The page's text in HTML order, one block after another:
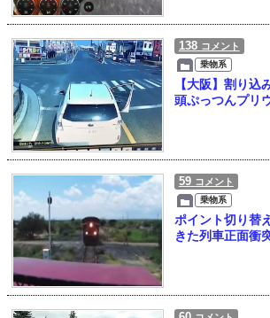
138 コメント
乗物系
【大阪】割り込
頭ぷっつんプリ
59 コメント
乗物系
ポイント切り替
きた列車正面衝